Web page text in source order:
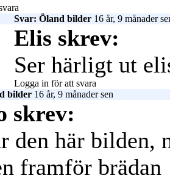
Svar: Öland bilder 16 år, 9 månader
Elis skrev:
Ser härligt ut
Logga in för att svara
bilder 16 år, 9 månader sen
skrev:
den här bilden,
framför brädan